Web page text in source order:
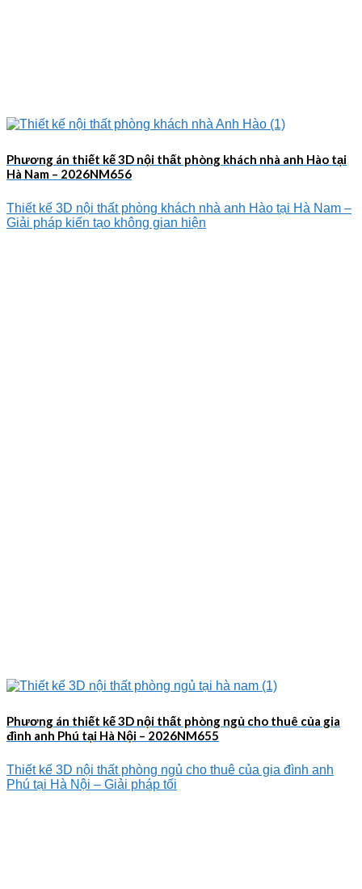
Phương án thiết kế 3D nội thất phòng khách nhà anh Hào tại
Hà Nam – 2026NM656
Thiết kế 3D nội thất phòng khách nhà anh Hào tại Hà Nam –
Giải pháp kiến tạo không gian hiện
Phương án thiết kế 3D nội thất phòng ngủ cho thuê của gia
đình anh Phú tại Hà Nội – 2026NM655
Thiết kế 3D nội thất phòng ngủ cho thuê của gia đình anh
Phú tại Hà Nội – Giải pháp tối